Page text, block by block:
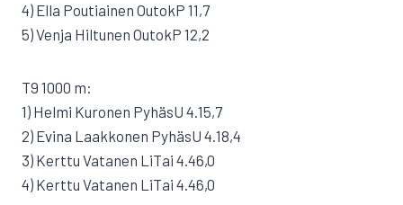
4) Ella Poutiainen OutokP 11,7
5) Venja Hiltunen OutokP 12,2
T9 1000 m:
1) Helmi Kuronen PyhäsU 4.15,7
2) Evina Laakkonen PyhäsU 4.18,4
3) Kerttu Vatanen LiTai 4.46,0
4) Kerttu Vatanen LiTai 4.46,0